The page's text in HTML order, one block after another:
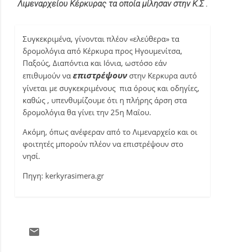
Λιμεναρχείου Κέρκυρας τα οποία μίλησαν στην Κ.Σ .
Συγκεκριμένα, γίνονται πλέον «ελεύθερα» τα
δρομολόγια από Κέρκυρα προς Ηγουμενίτσα,
Παξούς, Διαπόντια και Ιόνια, ωστόσο εάν
επιθυμούν ναεπιστρέψουν στην Κερκυρα αυτό
γίνεται με συγκεκριμένους πια όρους και οδηγίες,
καθώς , υπενθυμίζουμε ότι η πλήρης άρση στα
δρομολόγια θα γίνει την 25η Μαΐου.
Ακόμη, όπως ανέφεραν από το Λιμεναρχείο και οι
φοιτητές μπορούν πλέον να επιστρέψουν στο
νησί.
Πηγη: kerkyrasimera.gr